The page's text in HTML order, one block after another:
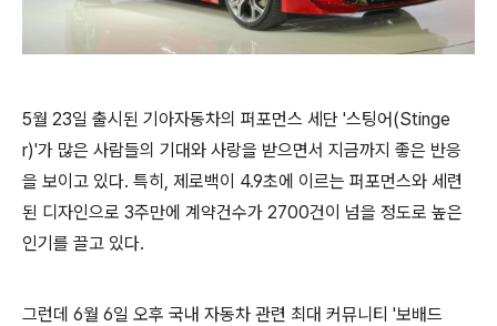
5월 23일 출시된 기아자동차의 퍼포먼스 세단 '스팅어(Stinge
r)'가 많은 사람들의 기대와 사랑을 받으면서 지금까지 좋은 반응
을 보이고 있다. 특히, 제로백이 4.9초에 이르는 퍼포먼스와 세련
된 디자인으로 3주만에 계약건수가 2700건이 넘을 정도로 높은
인기를 끌고 있다.
그런데 6월 6일 오후 국내 자동차 관련 최대 커뮤니티 '보배드